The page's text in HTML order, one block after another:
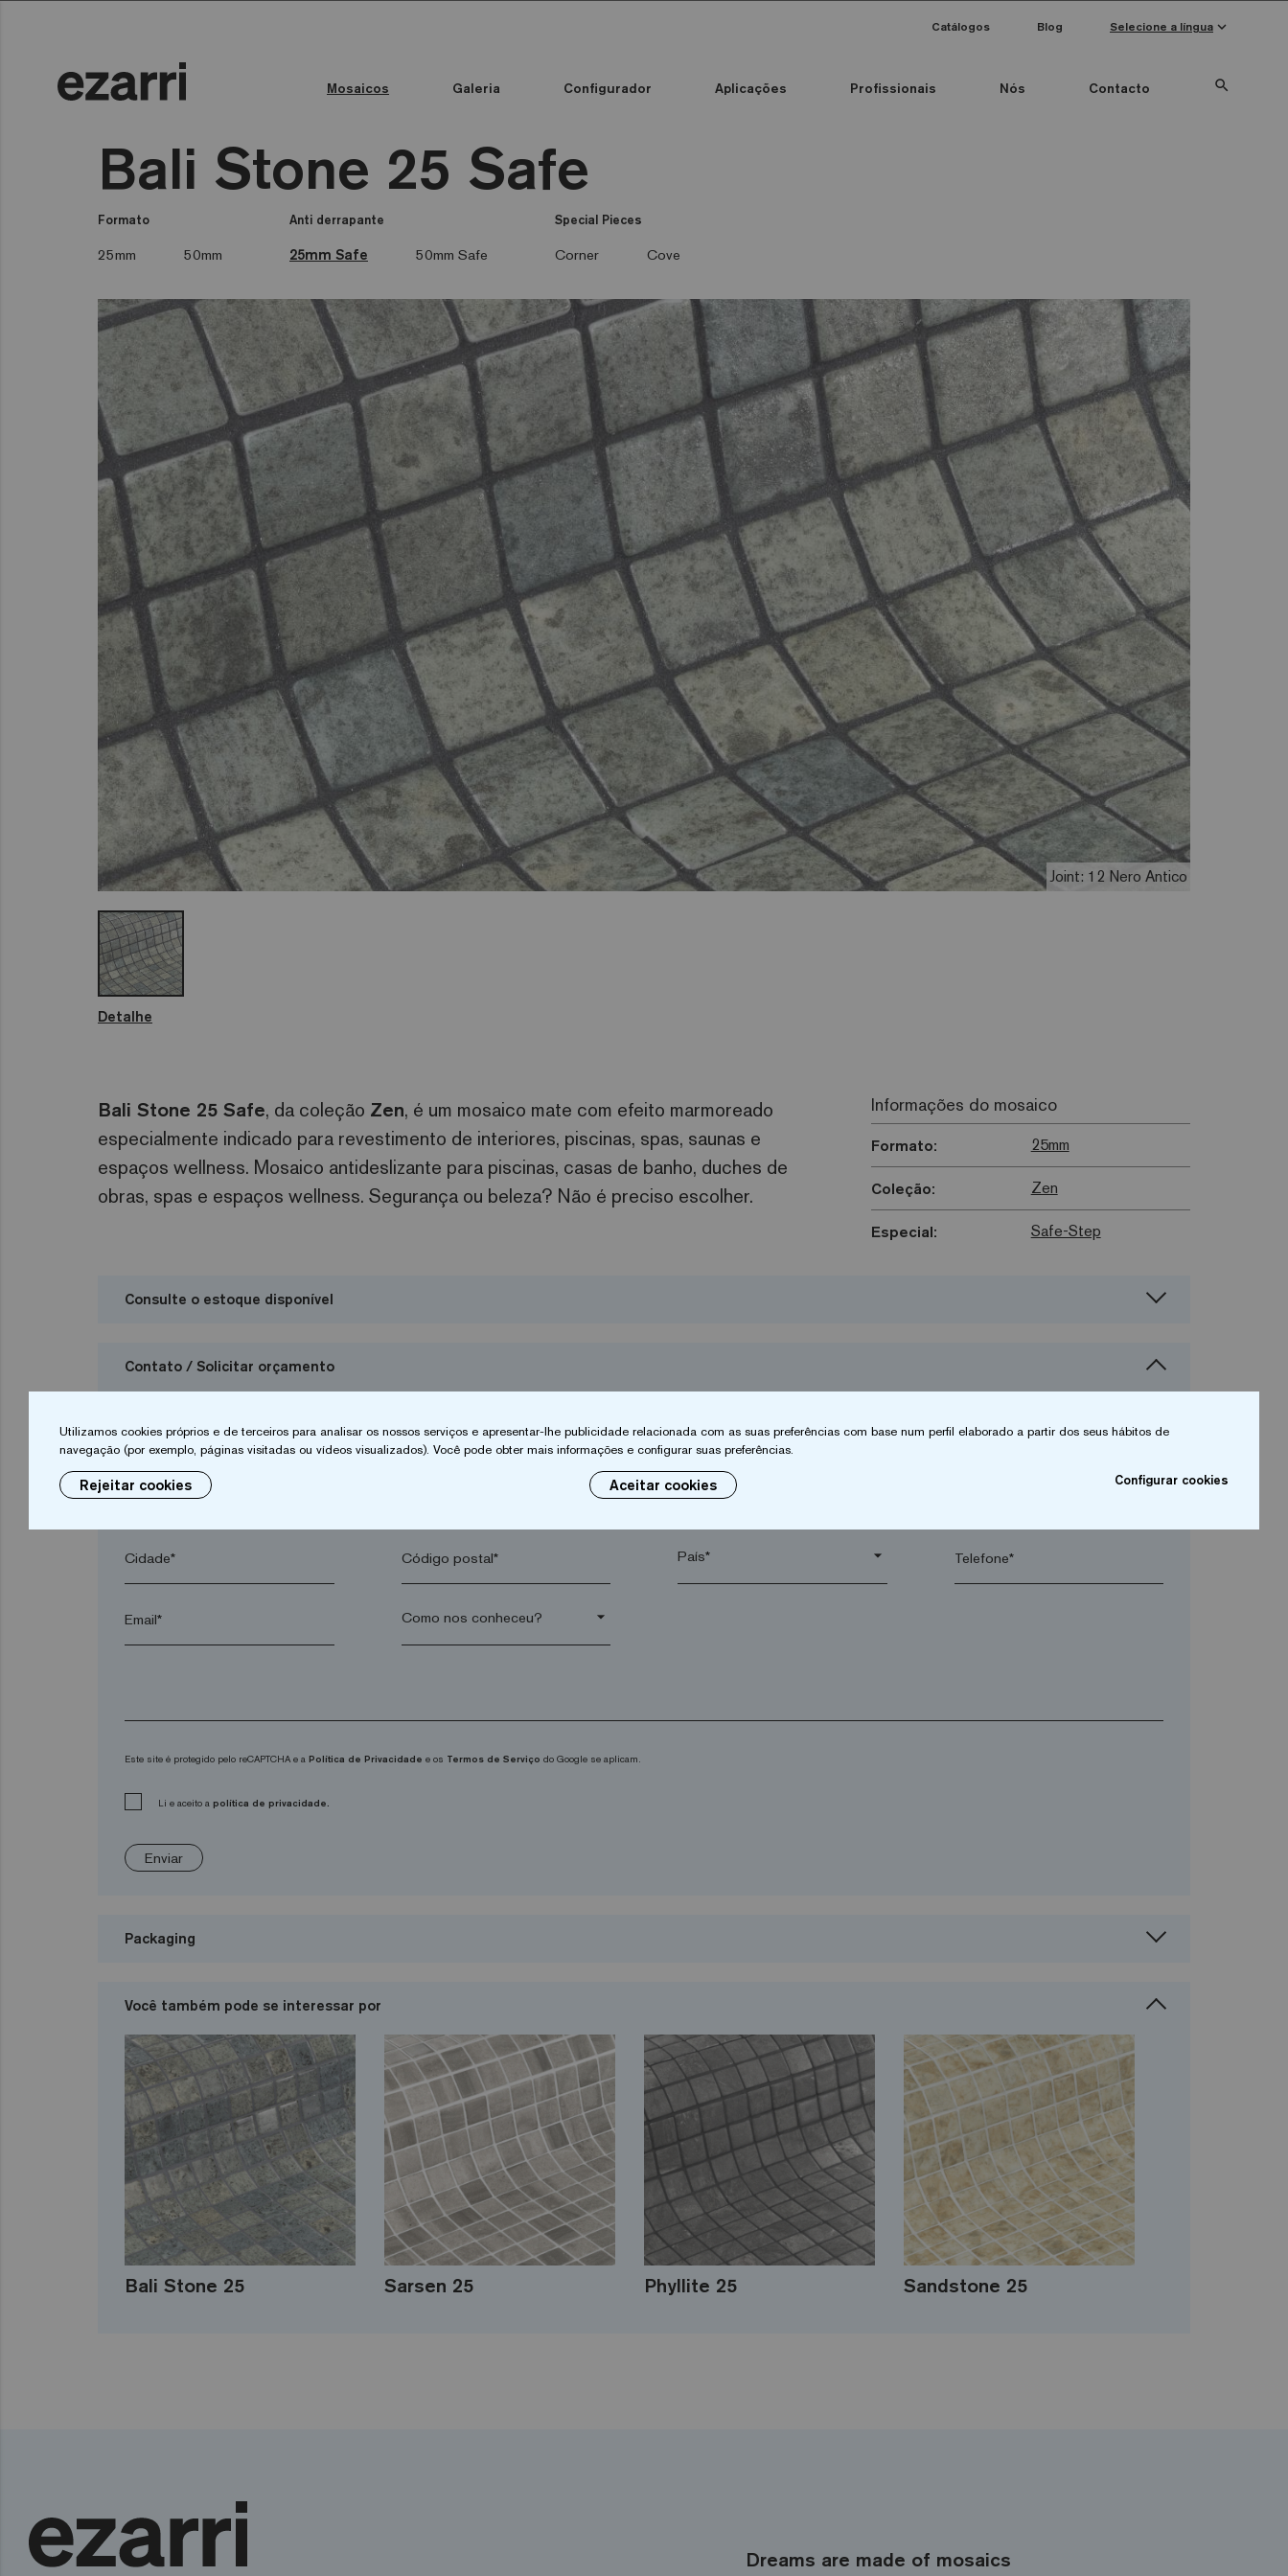
Mosaicos Galeria Configurador Aplicações Profissionais Nós Contacto search
Catálogos Blog Selecione a língua keyboard_arrow_down
Bali Stone 25 Safe
Formato
25mm 50mm
Anti derrapante
25mm Safe 50mm Safe
Special Pieces
Corner Cove
Joint: 12 Nero Antico
Detalhe
Bali Stone 25 Safe, da coleção Zen, é um mosaico mate com efeito marmoreado
especialmente indicado para revestimento de interiores, piscinas, spas, saunas e
espaços wellness. Mosaico antideslizante para piscinas, casas de banho, duches de
obras, spas e espaços wellness. Segurança ou beleza? Não é preciso escolher.
Informações do mosaico
Formato: 25mm
Coleção: Zen
Especial: Safe-Step
Consulte o estoque disponível
Contato / Solicitar orçamento
Nome* Empresa*
Cidade* Código postal* arrow_drop_down Telefone*
Email* arrow_drop_down
Este site é protegido pelo reCAPTCHA e a Política de Privacidade e os Termos de Serviço do Google se aplicam.
Li e aceito a política de privacidade.
Enviar
Packaging
Você também pode se interessar por
Bali Stone 25 Sarsen 25 Phyllite 25 Sandstone 25
Dreams are made of mosaics
Utilizamos cookies próprios e de terceiros para analisar os nossos serviços e apresentar-lhe publicidade relacionada com as suas preferências com base num perfil elaborado a partir dos seus hábitos de
navegação (por exemplo, páginas visitadas ou vídeos visualizados). Você pode obter mais informações e configurar suas preferências.
Rejeitar cookies Aceitar cookies Configurar cookies